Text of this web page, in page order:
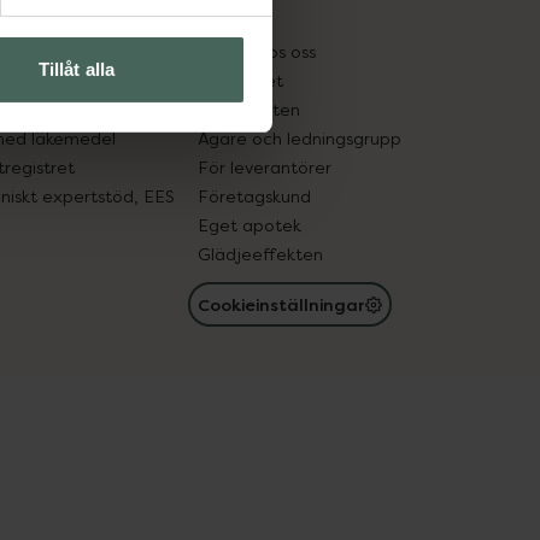
Tillåt alla
in gammal medicin
läkemedel
expertstöd, EES
Pressrum
Jobba hos oss
Hållbarhet
Samarbeten
Ägare och ledningsgrupp
För leverantörer
Företagskund
Eget apotek
Glädjeeffekten
Cookieinställningar